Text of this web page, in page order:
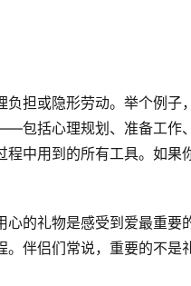
担或隐形劳动。举个例子
包括心理规划、准备工作
中用到的所有工具。如果
的礼物是感受到爱最重要
伴侣们常说，重要的不是